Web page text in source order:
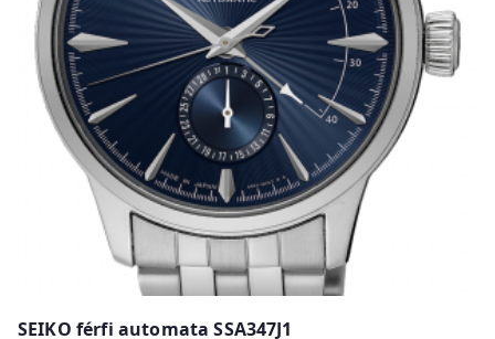
SEIKO férfi automata SSA347J1